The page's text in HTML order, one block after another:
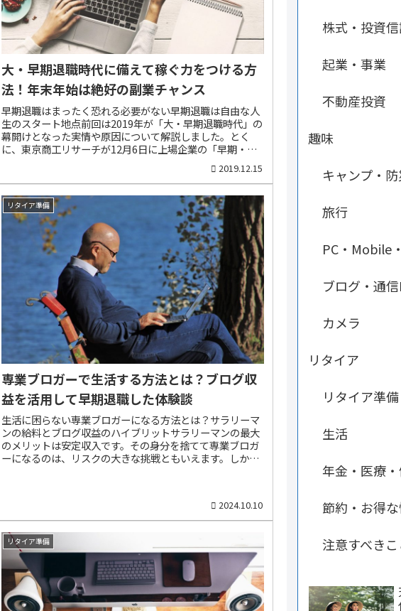
大・早期退職時代に備えて稼ぐ力をつける方
法！年末年始は絶好の副業チャンス
早期退職はまったく恐れる必要がない早期退職は自由な人
生のスタート地点前回は2019年が「大・早期退職時代」の
幕開けとなった実情や原因について解説しました。とく
に、東京商工リサーチが12月6日に上場企業の「早期・希
数、人数とも約3倍増という衝撃的な結果でした。（参
考：東京商工リサーチ）「大・早期退職時代」を象徴する
1年だったわけです。リストラや早期退職という言葉を聞
くと、多くのサラリーマンは身構えると思います。では、
リストラや早期退職は恐怖なのか？私はそんなことはない
と考えています。むしろ、早期退職制度をうまく活用する
ことによって、自由な第2の人生に踏み出せる絶好のチャ
ンスだと思っています。実際、私は自分から求めて早期退
職したクチで、現在はサラリーマン生活では味わえない自
由で気楽な生活を満喫しています。会社員生活では絶対に
できない平日の...
2019.12.15
リタイア準備
専業ブロガーで生活する方法とは？ブログ収
益を活用して早期退職した体験談
生活に困らない専業ブロガーになる方法とは？サラリーマ
ンの給料とブログ収益のハイブリットサラリーマンの最大
のメリットは安定収入です。その身分を捨てて専業ブロガ
ーになるのは、リスクの大きな挑戦ともいえます。しか
では、生活費を心配しないブロガー生活を実現するには、
どうしたらいいのでしょうか？会社員の給料とブログの広
告収入には、相反する特徴があります。その比較は以下の
表になります。 メリットデメリット会社員の給料収入が安
定年収は漸増ブログの広告収入年収急増の可能性収入が不
安定理想的なのは、安定収入を得ながら専業ブロガーとし
て稼ぐ生活ですが、それはないものねだりともいえます。
しかし、私はサラリーマン時代に自由な専業ブロガーにな
2024.10.10
リタイア準備
株式・投資
起業・事業
不動産投資
趣味
キャンプ・
旅行
PC・Mobile
ブログ・通
カメラ
リタイア
リタイア準備
生活
年金・医療
節約・お得
注意すべきこ